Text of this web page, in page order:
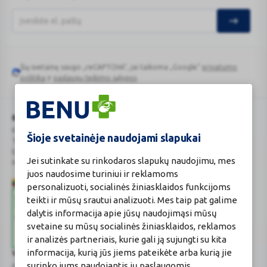
Šioje svetainėje naudojami slapukai
Jei sutinkate su rinkodaros slapukų naudojimu, mes
juos naudosime turiniui ir reklamoms
personalizuoti, socialinės žiniasklaidos funkcijoms
teikti ir mūsų srautui analizuoti. Mes taip pat galime
dalytis informacija apie jūsų naudojimąsi mūsų
svetaine su mūsų socialinės žiniasklaidos, reklamos
ir analizės partneriais, kurie gali ją sujungti su kita
informacija, kurią jūs jiems pateikėte arba kurią jie
Google
Šią svetainę saugo „reCAPTCHA“, jai taikoma „Google“
privatumo
politika
paslaugų teikimo sąlygos
BENU Vaistinė Lietuva, UAB
Kauno r. sav., Karmėlavos sen., Ramučių k., Gamybos g. 4
Tel. +370 37 225 522
Maisto tvarkymo subjektų registro numeris: 190004257
Valstybinė vaistų kontrolės tarnyba